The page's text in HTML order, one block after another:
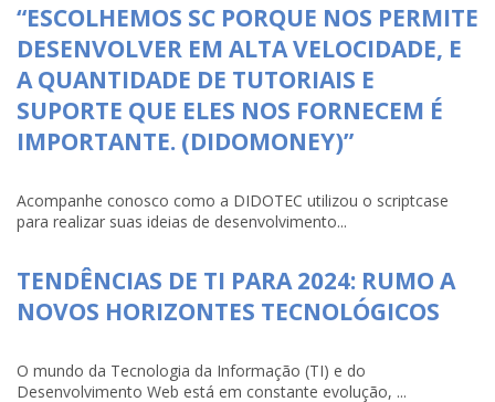
“ESCOLHEMOS SC PORQUE NOS PERMITE
DESENVOLVER EM ALTA VELOCIDADE, E
A QUANTIDADE DE TUTORIAIS E
SUPORTE QUE ELES NOS FORNECEM É
IMPORTANTE. (DIDOMONEY)”
Acompanhe conosco como a DIDOTEC utilizou o scriptcase
para realizar suas ideias de desenvolvimento...
TENDÊNCIAS DE TI PARA 2024: RUMO A
NOVOS HORIZONTES TECNOLÓGICOS
O mundo da Tecnologia da Informação (TI) e do
Desenvolvimento Web está em constante evolução, ...